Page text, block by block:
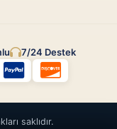
7/24 Destek
saklıdır.